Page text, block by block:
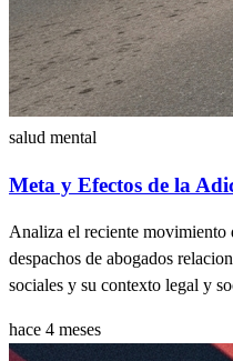
salud mental
Meta y Efectos de la
Analiza el reciente movimiento
despachos de abogados
sociales y su contexto legal y
hace 4 meses